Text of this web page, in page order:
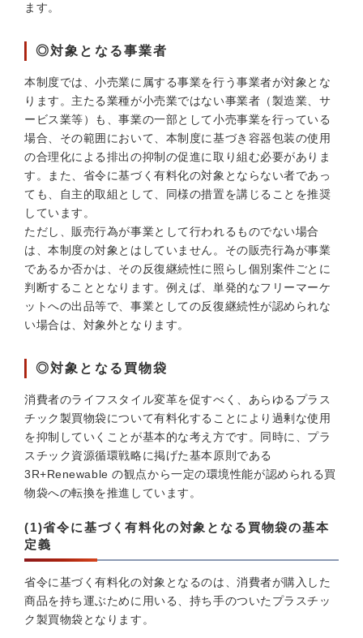
ます。
◎対象となる事業者
本制度では、小売業に属する事業を行う事業者が対象とな
ります。主たる業種が小売業ではない事業者（製造業、サ
ービス業等）も、事業の一部として小売事業を行っている
場合、その範囲において、本制度に基づき容器包装の使用
の合理化による排出の抑制の促進に取り組む必要がありま
す。また、省令に基づく有料化の対象とならない者であっ
ても、自主的取組として、同様の措置を講じることを推奨
しています。
ただし、販売行為が事業として行われるものでない場合
は、本制度の対象とはしていません。その販売行為が事業
であるか否かは、その反復継続性に照らし個別案件ごとに
判断することとなります。例えば、単発的なフリーマーケ
ットへの出品等で、事業としての反復継続性が認められな
い場合は、対象外となります。
◎対象となる買物袋
消費者のライフスタイル変革を促すべく、あらゆるプラス
チック製買物袋について有料化することにより過剰な使用
を抑制していくことが基本的な考え方です。同時に、プラ
スチック資源循環戦略に掲げた基本原則である
3R+Renewable の観点から一定の環境性能が認められる買
物袋への転換を推進しています。
(1)省令に基づく有料化の対象となる買物袋の基本
定義
省令に基づく有料化の対象となるのは、消費者が購入した
商品を持ち運ぶために用いる、持ち手のついたプラスチッ
ク製買物袋となります。